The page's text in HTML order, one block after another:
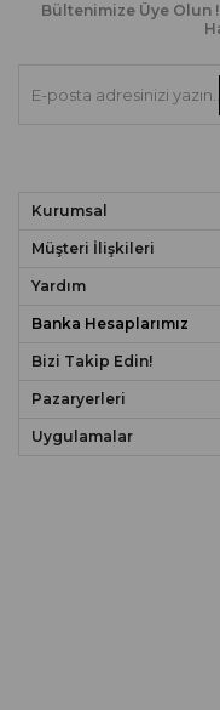
Bültenimize Üye Olun
Kurumsal
Müşteri İlişkileri
Yardım
Banka Hesaplarımız
Bizi Takip Edin!
Pazaryerleri
Uygulamalar